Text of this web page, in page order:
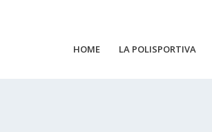
HOME LA POLISPORTIVA